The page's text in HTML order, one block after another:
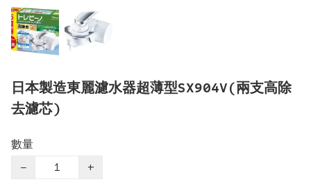
日本製造東麗濾水器超薄型SX904V(兩支高除
去濾芯)
數量
−
+